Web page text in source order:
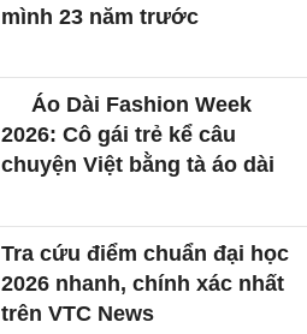
mình 23 năm trước
Áo Dài Fashion Week
2026: Cô gái trẻ kể câu
chuyện Việt bằng tà áo dài
Tra cứu điểm chuẩn đại học
2026 nhanh, chính xác nhất
trên VTC News